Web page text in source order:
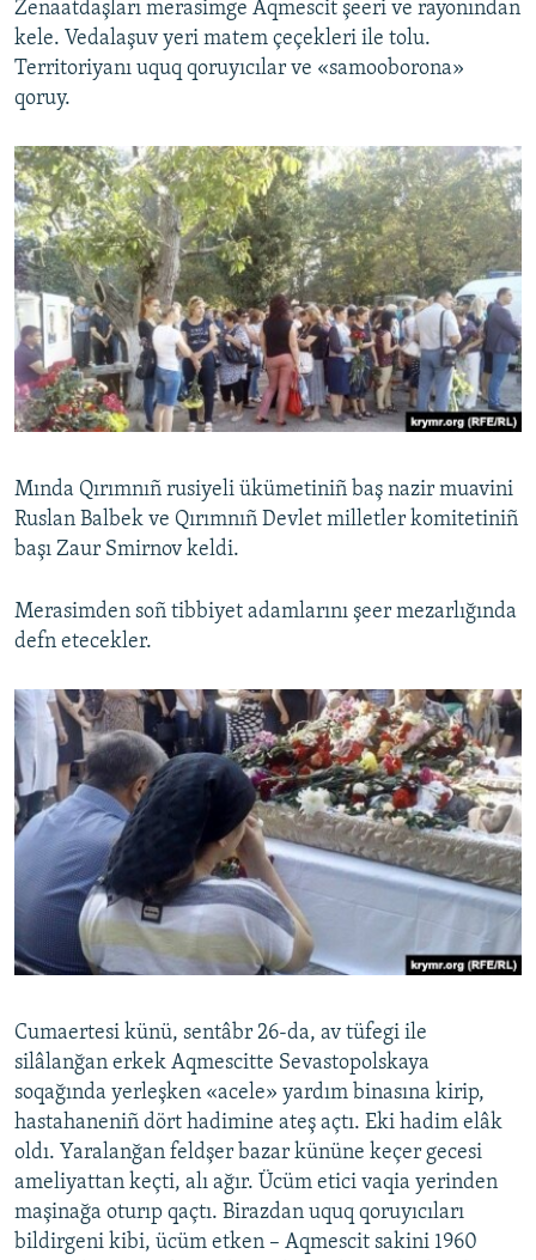
Zenaatdaşları merasimge Aqmescit şeeri ve rayonından
kele. Vedalaşuv yeri matem çeçekleri ile tolu.
Territoriyanı uquq qoruyıcılar ve «samooborona»
qoruy.
Mında Qırımnıñ rusiyeli ükümetiniñ baş nazir muavini
Ruslan Balbek ve Qırımnıñ Devlet milletler komitetiniñ
başı Zaur Smirnov keldi.
Merasimden soñ tibbiyet adamlarını şeer mezarlığında
defn etecekler.
Cumaertesi künü, sentâbr 26-da, av tüfegi ile
silâlanğan erkek Aqmescitte Sevastopolskaya
soqağında yerleşken «acele» yardım binasına kirip,
hastahaneniñ dört hadimine ateş açtı. Eki hadim elâk
oldı. Yaralanğan feldşer bazar kününe keçer gecesi
ameliyattan keçti, alı ağır. Ücüm etici vaqia yerinden
maşinağa oturıp qaçtı. Birazdan uquq qoruyıcıları
bildirgeni kibi, ücüm etken – Aqmescit sakini 1960